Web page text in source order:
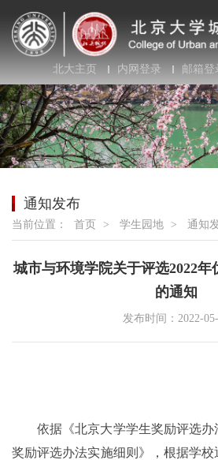
北大主页 内网登录 邮箱登
通知发布
当前位置： 首页 > 学生园地 > 通知
城市与环境学院关于评选2022年
的通知
发布时间：2022-
依据《北京大学学生奖励评选
奖励评选办法实施细则》，根据学校